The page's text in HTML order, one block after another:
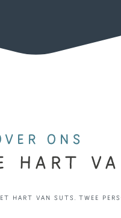
ONS
HART
hart van Suts. Twee